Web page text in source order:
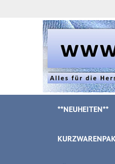
**NEUHEITEN**